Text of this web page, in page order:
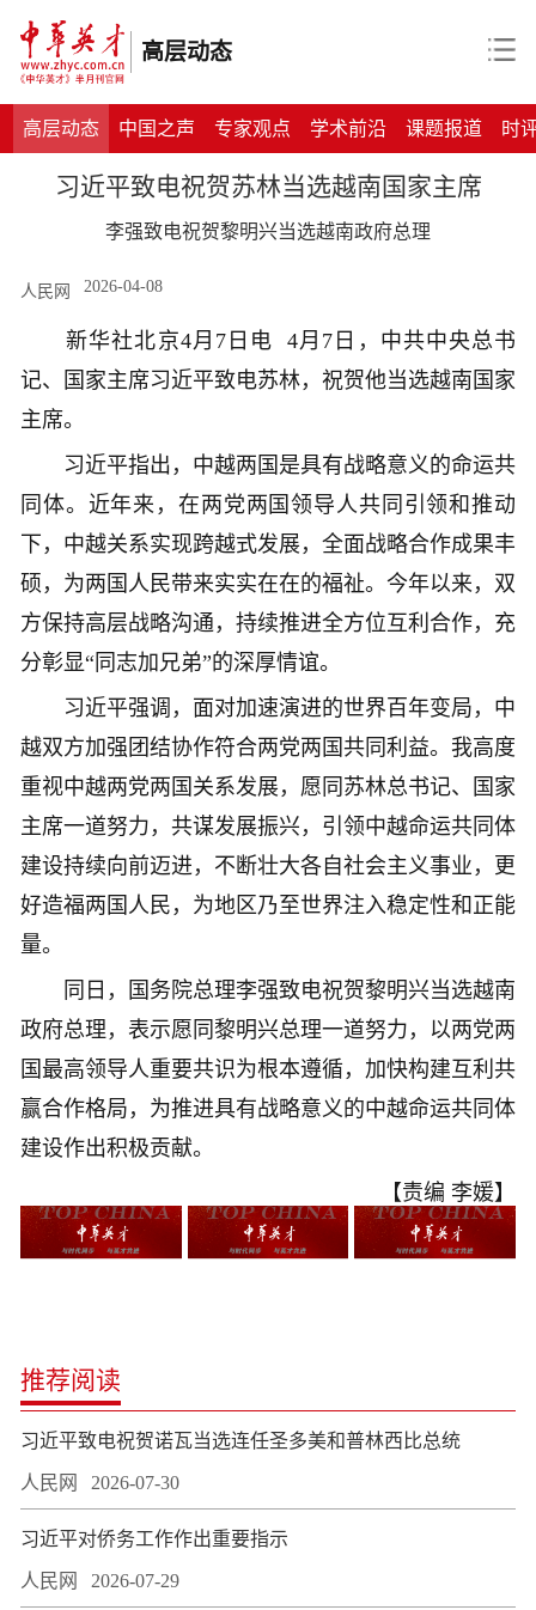
高层动态
高层动态 中国之声 专家观点 学术前沿 课题报道 时
习近平致电祝贺苏林当选越南国家主席
李强致电祝贺黎明兴当选越南政府总理
人民网 2026-04-08
新华社北京4月7日电 4月7日，中共中央总书
记、国家主席习近平致电苏林，祝贺他当选越南国家
主席。
习近平指出，中越两国是具有战略意义的命运共
同体。近年来，在两党两国领导人共同引领和推动
下，中越关系实现跨越式发展，全面战略合作成果丰
硕，为两国人民带来实实在在的福祉。今年以来，双
方保持高层战略沟通，持续推进全方位互利合作，充
分彰显“同志加兄弟”的深厚情谊。
习近平强调，面对加速演进的世界百年变局，中
越双方加强团结协作符合两党两国共同利益。我高度
重视中越两党两国关系发展，愿同苏林总书记、国家
主席一道努力，共谋发展振兴，引领中越命运共同体
建设持续向前迈进，不断壮大各自社会主义事业，更
好造福两国人民，为地区乃至世界注入稳定性和正能
量。
同日，国务院总理李强致电祝贺黎明兴当选越南
政府总理，表示愿同黎明兴总理一道努力，以两党两
国最高领导人重要共识为根本遵循，加快构建互利共
赢合作格局，为推进具有战略意义的中越命运共同体
建设作出积极贡献。
【责编 李媛】
推荐阅读
习近平致电祝贺诺瓦当选连任圣多美和普林西比总统
人民网 2026-07-30
习近平对侨务工作作出重要指示
人民网 2026-07-29